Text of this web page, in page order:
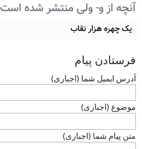
آنچه از و- ولی منتشر شده است
یک چهره هزار نقاب
فرستادن پيام
آدرس ايميل شما (اجباری)
موضوع (اجباری)
متن پيام شما (اجباری)